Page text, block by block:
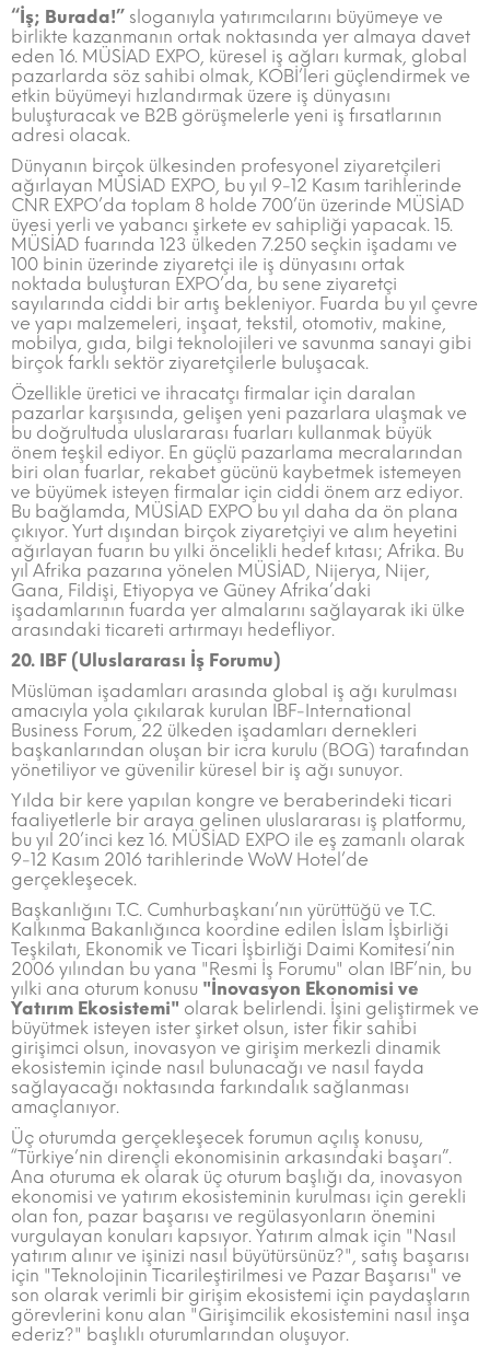
“İş; Burada!” sloganıyla yatırımcılarını büyümeye ve
birlikte kazanmanın ortak noktasında yer almaya davet
eden 16. MÜSİAD EXPO, küresel iş ağları kurmak, global
pazarlarda söz sahibi olmak, KOBİ’leri güçlendirmek ve
etkin büyümeyi hızlandırmak üzere iş dünyasını
buluşturacak ve B2B görüşmelerle yeni iş fırsatlarının
adresi olacak.
Dünyanın birçok ülkesinden profesyonel ziyaretçileri
ağırlayan MÜSİAD EXPO, bu yıl 9-12 Kasım tarihlerinde
CNR EXPO’da toplam 8 holde 700’ün üzerinde MÜSİAD
üyesi yerli ve yabancı şirkete ev sahipliği yapacak. 15.
MÜSİAD fuarında 123 ülkeden 7.250 seçkin işadamı ve
100 binin üzerinde ziyaretçi ile iş dünyasını ortak
noktada buluşturan EXPO’da, bu sene ziyaretçi
sayılarında ciddi bir artış bekleniyor. Fuarda bu yıl çevre
ve yapı malzemeleri, inşaat, tekstil, otomotiv, makine,
mobilya, gıda, bilgi teknolojileri ve savunma sanayi gibi
birçok farklı sektör ziyaretçilerle buluşacak.
Özellikle üretici ve ihracatçı firmalar için daralan
pazarlar karşısında, gelişen yeni pazarlara ulaşmak ve
bu doğrultuda uluslararası fuarları kullanmak büyük
önem teşkil ediyor. En güçlü pazarlama mecralarından
biri olan fuarlar, rekabet gücünü kaybetmek istemeyen
ve büyümek isteyen firmalar için ciddi önem arz ediyor.
Bu bağlamda, MÜSİAD EXPO bu yıl daha da ön plana
çıkıyor. Yurt dışından birçok ziyaretçiyi ve alım heyetini
ağırlayan fuarın bu yılki öncelikli hedef kıtası; Afrika. Bu
yıl Afrika pazarına yönelen MÜSİAD, Nijerya, Nijer,
Gana, Fildişi, Etiyopya ve Güney Afrika’daki
işadamlarının fuarda yer almalarını sağlayarak iki ülke
arasındaki ticareti artırmayı hedefliyor.
20. IBF (Uluslararası İş Forumu)
Müslüman işadamları arasında global iş ağı kurulması
amacıyla yola çıkılarak kurulan IBF-International
Business Forum, 22 ülkeden işadamları dernekleri
başkanlarından oluşan bir icra kurulu (BOG) tarafından
yönetiliyor ve güvenilir küresel bir iş ağı sunuyor.
Yılda bir kere yapılan kongre ve beraberindeki ticari
faaliyetlerle bir araya gelinen uluslararası iş platformu,
bu yıl 20’inci kez 16. MÜSİAD EXPO ile eş zamanlı olarak
9-12 Kasım 2016 tarihlerinde WoW Hotel’de
gerçekleşecek.
Başkanlığını T.C. Cumhurbaşkanı’nın yürüttüğü ve T.C.
Kalkınma Bakanlığınca koordine edilen İslam İşbirliği
Teşkilatı, Ekonomik ve Ticari İşbirliği Daimi Komitesi’nin
2006 yılından bu yana "Resmi İş Forumu" olan IBF’nin, bu
yılki ana oturum konusu "İnovasyon Ekonomisi ve
Yatırım Ekosistemi" olarak belirlendi. İşini geliştirmek ve
büyütmek isteyen ister şirket olsun, ister fikir sahibi
girişimci olsun, inovasyon ve girişim merkezli dinamik
ekosistemin içinde nasıl bulunacağı ve nasıl fayda
sağlayacağı noktasında farkındalık sağlanması
amaçlanıyor.
Üç oturumda gerçekleşecek forumun açılış konusu,
“Türkiye’nin dirençli ekonomisinin arkasındaki başarı”.
Ana oturuma ek olarak üç oturum başlığı da, inovasyon
ekonomisi ve yatırım ekosisteminin kurulması için gerekli
olan fon, pazar başarısı ve regülasyonların önemini
vurgulayan konuları kapsıyor. Yatırım almak için "Nasıl
yatırım alınır ve işinizi nasıl büyütürsünüz?", satış başarısı
için "Teknolojinin Ticarileştirilmesi ve Pazar Başarısı" ve
son olarak verimli bir girişim ekosistemi için paydaşların
görevlerini konu alan "Girişimcilik ekosistemini nasıl inşa
ederiz?" başlıklı oturumlarından oluşuyor.